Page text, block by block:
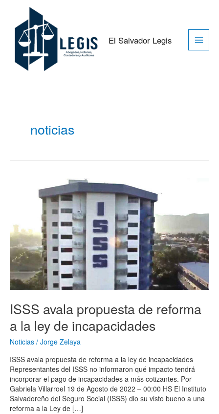
contenido
El Salvador Legis
noticias
ISSS avala propuesta de reforma
a la ley de incapacidades
Noticias / Jorge Zelaya
ISSS avala propuesta de reforma a la ley de incapacidades
Representantes del ISSS no informaron qué impacto tendrá
incorporar el pago de incapacidades a más cotizantes. Por
Gabriela Villarroel 19 de Agosto de 2022 – 00:00 HS El Instituto
Salvadoreño del Seguro Social (ISSS) dio su visto bueno a una
reforma a la Ley de […]
propuesta
a
la
ley
de
incapacidades